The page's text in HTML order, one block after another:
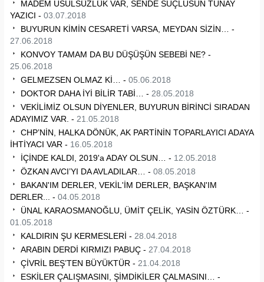
MADEM USULSÜZLÜK VAR, SENDE SUÇLUSUN TUNAY
YAZICI - 03.07.2018
BUYURUN KİMİN CESARETİ VARSA, MEYDAN SİZİN… -
27.06.2018
KONVOY TAMAM DA BU DÜŞÜŞÜN SEBEBİ NE? -
25.06.2018
GELMEZSEN OLMAZ Kİ… - 05.06.2018
DOKTOR DAHA İYİ BİLİR TABİ… - 28.05.2018
VEKİLİMİZ OLSUN DİYENLER, BUYURUN BİRİNCİ SIRADAN
ADAYIMIZ VAR. - 21.05.2018
CHP’NİN, HALKA DÖNÜK, AK PARTİNİN TOPARLAYICI ADAYA
İHTİYACI VAR - 16.05.2018
İÇİNDE KALDI, 2019'a ADAY OLSUN… - 12.05.2018
ÖZKAN AVCI’YI DA AVLADILAR… - 08.05.2018
BAKAN'IM DERLER, VEKİL'İM DERLER, BAŞKAN'IM
DERLER... - 04.05.2018
ÜNAL KARAOSMANOĞLU, ÜMİT ÇELİK, YASİN ÖZTÜRK… -
01.05.2018
KALDIRIN ŞU KERMESLERİ - 28.04.2018
ARABIN DERDİ KIRMIZI PABUÇ - 27.04.2018
ÇİVRİL BEŞ’TEN BÜYÜKTÜR - 21.04.2018
ESKİLER ÇALIŞMASINI, ŞİMDİKİLER ÇALMASINI… -